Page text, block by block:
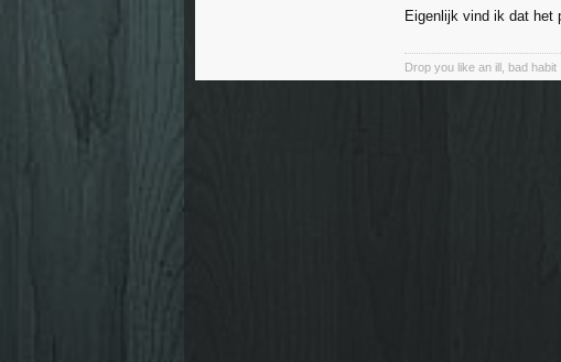
Eigenlijk vind ik dat het
Drop you like an ill, bad habit